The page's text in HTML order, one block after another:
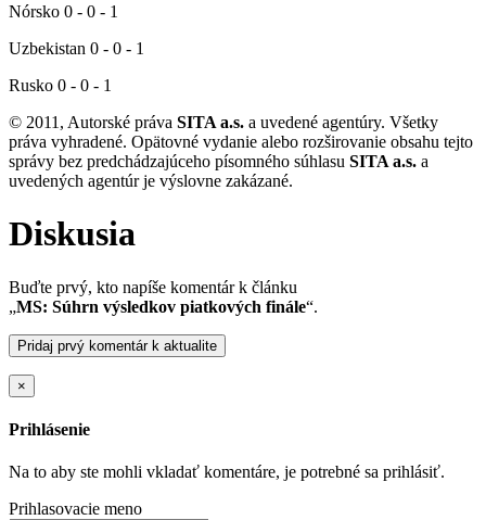
Nórsko 0 - 0 - 1
Uzbekistan 0 - 0 - 1
Rusko 0 - 0 - 1
© 2011, Autorské práva SITA a.s. a uvedené agentúry. Všetky
práva vyhradené. Opätovné vydanie alebo rozširovanie obsahu tejto
správy bez predchádzajúceho písomného súhlasu SITA a.s. a
uvedených agentúr je výslovne zakázané.
Diskusia
Buďte prvý, kto napíše komentár k článku
„MS: Súhrn výsledkov piatkových finále“.
Pridaj prvý komentár k aktualite
×
Prihlásenie
Na to aby ste mohli vkladať komentáre, je potrebné sa prihlásiť.
Prihlasovacie meno